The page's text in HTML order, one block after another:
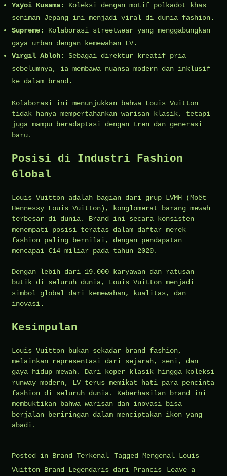
Yayoi Kusama:
Koleksi dengan motif polkadot khas
seniman Jepang ini menjadi viral di dunia fashion.
Supreme:
Kolaborasi streetwear yang menggabungkan
gaya urban dengan kemewahan LV.
Virgil Abloh:
Sebagai direktur kreatif pria
sebelumnya, ia membawa nuansa modern dan inklusif
ke dalam brand.
Kolaborasi ini menunjukkan bahwa Louis Vuitton
tidak hanya mempertahankan warisan klasik, tetapi
juga mampu beradaptasi dengan tren dan generasi
baru.
Posisi di Industri Fashion
Global
Louis Vuitton adalah bagian dari grup LVMH (Moët
Hennessy Louis Vuitton), konglomerat barang mewah
terbesar di dunia. Brand ini secara konsisten
menempati posisi teratas dalam daftar merek
fashion paling bernilai, dengan pendapatan
mencapai €14 miliar pada tahun 2020.
Dengan lebih dari 19.000 karyawan dan ratusan
butik di seluruh dunia, Louis Vuitton menjadi
simbol global dari kemewahan, kualitas, dan
inovasi.
Kesimpulan
Louis Vuitton bukan sekadar brand fashion,
melainkan representasi dari sejarah, seni, dan
gaya hidup mewah. Dari koper klasik hingga koleksi
runway modern, LV terus memikat hati para pencinta
fashion di seluruh dunia. Keberhasilan brand ini
membuktikan bahwa warisan dan inovasi bisa
berjalan beriringan dalam menciptakan ikon yang
abadi.
Posted in Brand Terkenal Tagged Mengenal Louis
Vuitton Brand Legendaris dari Prancis
Leave a